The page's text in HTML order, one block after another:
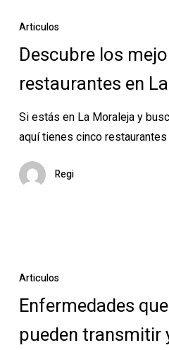
los
restaurantes
en
Moraleja
Articulos
Descubre los
restaurantes en
Si estás en La Moraleja y
aquí tienes cinco
Regi
que
ratas
pueden
Articulos
Enfermedades
pueden transmitir